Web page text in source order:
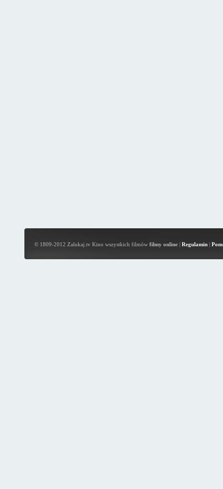
© 1809-2012 Zalukaj.tv Kino wszystkich filmów filmy online| Regulamin|